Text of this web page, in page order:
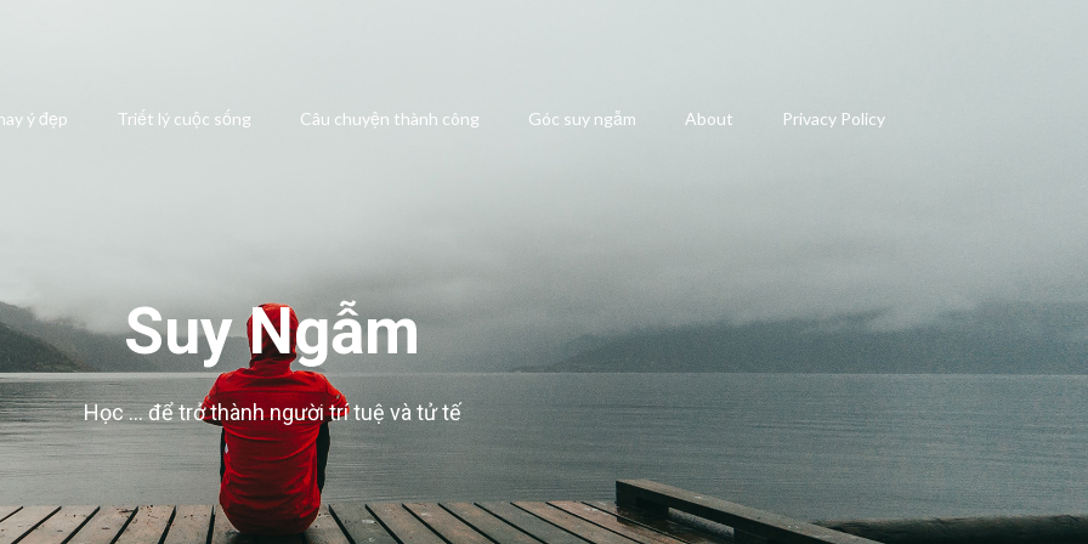
ý đẹp Triết lý cuộc sống Câu chuyện thành công Góc suy ngẫm About Privacy Policy
Suy Ngẫm
Học … để trở thành người trí tuệ và tử tế